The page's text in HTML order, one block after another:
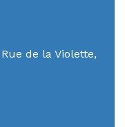
de la Violette,